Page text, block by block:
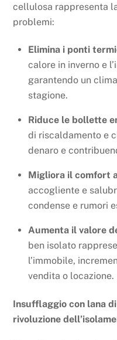
cellulosa rappresenta
problemi:
Elimina i ponti
calore in inverno e
garantendo un
stagione.
Riduce le bollette
di riscaldamento e
denaro e
Migliora il comfort
accogliente e
condense e rumori
Aumenta il valore
ben isolato
l’immobile,
vendita o locazione.
Insufflaggio con lana
rivoluzione